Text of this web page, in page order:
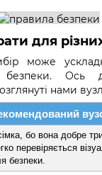
для
може
безпеки. Ось
нами
бо вона добре
перевіряється
безпеки.